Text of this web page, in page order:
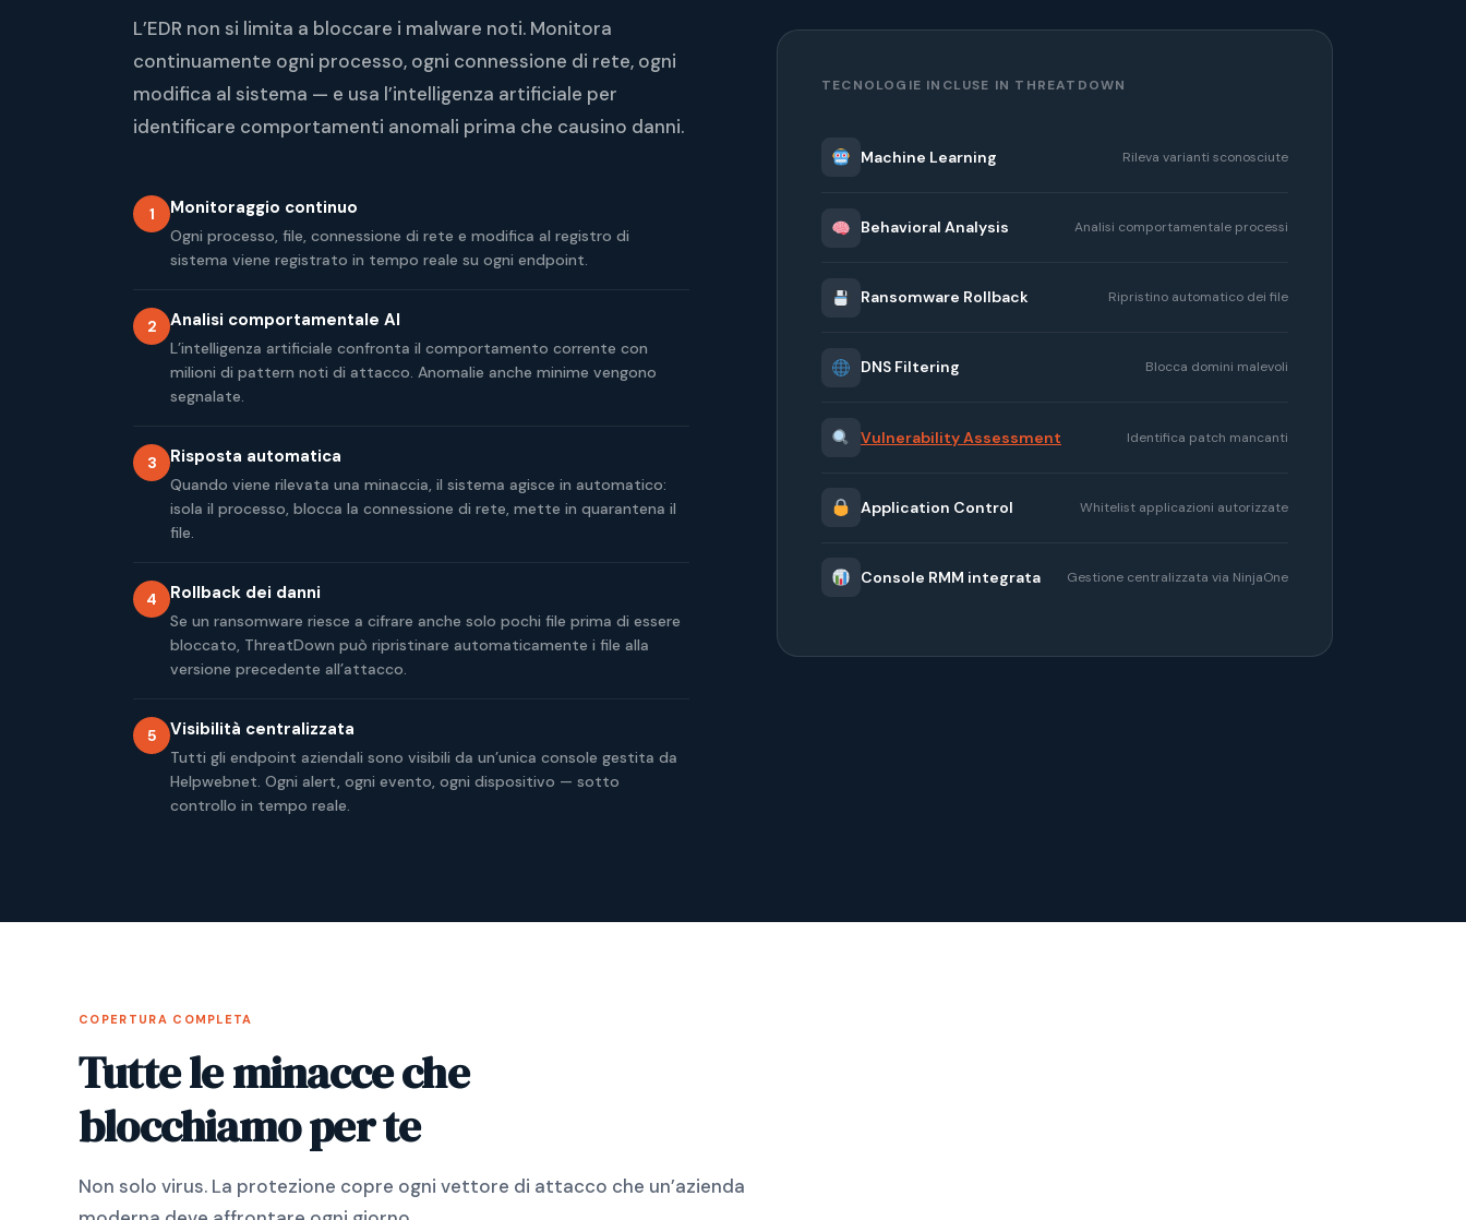
L’EDR non si limita a bloccare i malware noti. Monitora
continuamente ogni processo, ogni connessione di rete, ogni
modifica al sistema — e usa l’intelligenza artificiale per
identificare comportamenti anomali prima che causino danni.
1 Monitoraggio continuo
Ogni processo, file, connessione di rete e modifica al registro di
sistema viene registrato in tempo reale su ogni endpoint.
2 Analisi comportamentale AI
L’intelligenza artificiale confronta il comportamento corrente con
milioni di pattern noti di attacco. Anomalie anche minime vengono
segnalate.
3 Risposta automatica
Quando viene rilevata una minaccia, il sistema agisce in automatico:
isola il processo, blocca la connessione di rete, mette in quarantena il
file.
4 Rollback dei danni
Se un ransomware riesce a cifrare anche solo pochi file prima di essere
bloccato, ThreatDown può ripristinare automaticamente i file alla
versione precedente all’attacco.
5 Visibilità centralizzata
Tutti gli endpoint aziendali sono visibili da un’unica console gestita da
Helpwebnet. Ogni alert, ogni evento, ogni dispositivo — sotto
controllo in tempo reale.
TECNOLOGIE INCLUSE IN THREATDOWN
Machine Learning Rileva varianti sconosciute
Behavioral Analysis Analisi comportamentale processi
Ransomware Rollback Ripristino automatico dei file
DNS Filtering Blocca domini malevoli
Vulnerability Assessment Identifica patch mancanti
Application Control Whitelist applicazioni autorizzate
Console RMM integrata Gestione centralizzata via NinjaOne
COPERTURA COMPLETA
Tutte le minacce che
blocchiamo per te
Non solo virus. La protezione copre ogni vettore di attacco che un’azienda